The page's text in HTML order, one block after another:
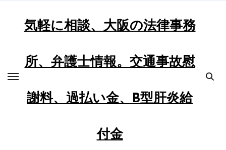
気軽に相談、大阪の法律事務
所、弁護士情報。交通事故慰
謝料、過払い金、B型肝炎給
付金